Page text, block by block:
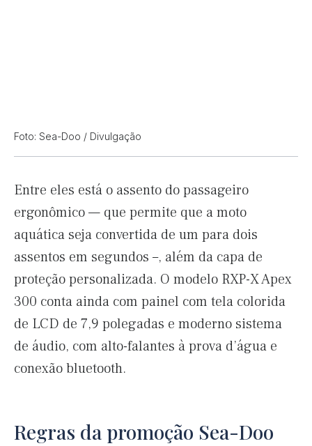
Foto: Sea-Doo / Divulgação
Entre eles está o assento do passageiro
ergonômico — que permite que a moto
aquática seja convertida de um para dois
assentos em segundos –, além da capa de
proteção personalizada. O modelo RXP-X Apex
300 conta ainda com painel com tela colorida
de LCD de 7,9 polegadas e moderno sistema
de áudio, com alto-falantes à prova d’água e
conexão bluetooth.
Regras da promoção Sea-Doo